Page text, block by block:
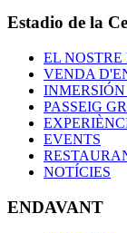
Estadio de la
EL NOSTRE
VENDA
PASSEIG
EVENTS
NOTÍCIES
ENDAVANT